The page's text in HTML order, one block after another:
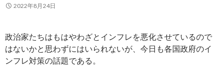
2022年8月24日
政治家たちはもはやわざとインフレを悪化させているので
はないかと思わずにはいられないが、今日も各国政府のイ
ンフレ対策の話題である。